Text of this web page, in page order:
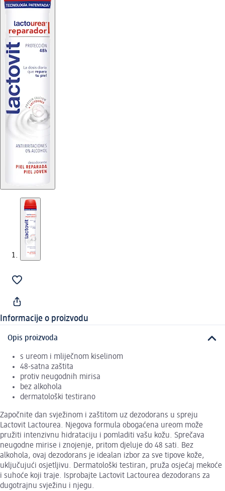
Informacije o proizvodu
Opis proizvoda
s ureom i mliječnom kiselinom
48-satna zaštita
protiv neugodnih mirisa
bez alkohola
dermatološki testirano
Započnite dan svježinom i zaštitom uz dezodorans u spreju
Lactovit Lactourea. Njegova formula obogaćena ureom može
pružiti intenzivnu hidrataciju i pomladiti vašu kožu. Sprečava
neugodne mirise i znojenje, pritom djeluje do 48 sati. Bez
alkohola, ovaj dezodorans je idealan izbor za sve tipove kože,
uključujući osjetljivu. Dermatološki testiran, pruža osjećaj mekoće
i suhoće koji traje. Isprobajte Lactovit Lactourea dezodorans za
dugotrajnu svježinu i njegu.